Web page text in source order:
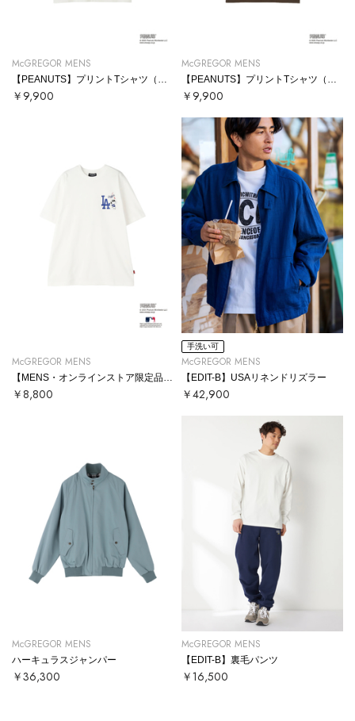
McGREGOR MENS
￥9,900
McGREGOR MENS
￥9,900
McGREGOR MENS
【MENS・オンラインストア限定品】MLB × PEANUTS コラボTシャツ
￥8,800
手洗い可
McGREGOR MENS
【EDIT-B】USAリネンドリズラー
￥42,900
McGREGOR MENS
ハーキュラスジャンパー
￥36,300
McGREGOR MENS
【EDIT-B】裏毛パンツ
￥16,500